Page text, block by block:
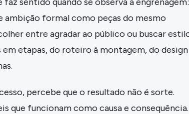
ambição formal como peças do mesmo
entre agradar ao público ou buscar
em etapas, do roteiro à montagem, do
percebe que o resultado não é sorte.
que funcionam como causa e consequência.